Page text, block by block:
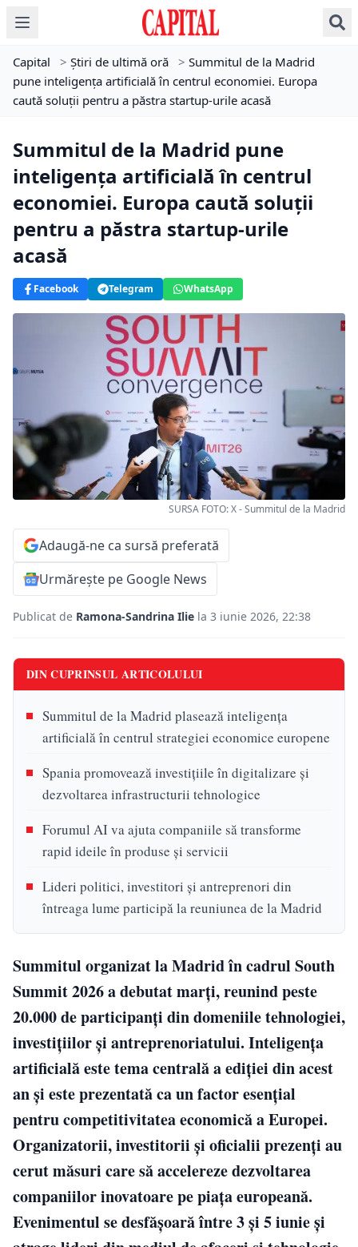
Capital > Știri de ultimă oră > Summitul de la Madrid
pune inteligența artificială în centrul economiei. Europa
caută soluții pentru a păstra startup-urile acasă
Summitul de la Madrid pune
inteligența artificială în centrul
economiei. Europa caută soluții
pentru a păstra startup-urile
acasă
Facebook Telegram WhatsApp
SURSA FOTO: X - Summitul de la Madrid
Adaugă-ne ca sursă preferată
Urmărește pe Google News
Publicat de Ramona-Sandrina Ilie la 3 iunie 2026, 22:38
DIN CUPRINSUL ARTICOLULUI
Summitul de la Madrid plasează inteligența
artificială în centrul strategiei economice europene
Spania promovează investițiile în digitalizare și
dezvoltarea infrastructurii tehnologice
Forumul AI va ajuta companiile să transforme
rapid ideile în produse și servicii
Lideri politici, investitori și antreprenori din
întreaga lume participă la reuniunea de la Madrid
Summitul organizat la Madrid în cadrul South
Summit 2026 a debutat marți, reunind peste
20.000 de participanți din domeniile tehnologiei,
investițiilor și antreprenoriatului. Inteligența
artificială este tema centrală a ediției din acest
an și este prezentată ca un factor esențial
pentru competitivitatea economică a Europei.
Organizatorii, investitorii și oficialii prezenți au
cerut măsuri care să accelereze dezvoltarea
companiilor inovatoare pe piața europeană.
Evenimentul se desfășoară între 3 și 5 iunie și